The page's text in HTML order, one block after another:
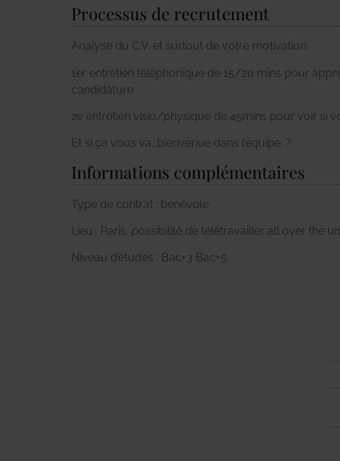
Processus de recrutement
Analyse du C.V. et surtout de votre motivation.
1er entretien téléphonique de 15/20 mins pour
candidature.
2e entretien visio/physique de 45mins pour voir si
Et si ça vous va, bienvenue dans l’équipe. ?
Informations complémentaires
Type de contrat : bénévole
Lieu : Paris, possibilité de télétravailler all over the
Niveau d’études : Bac+3 Bac+5